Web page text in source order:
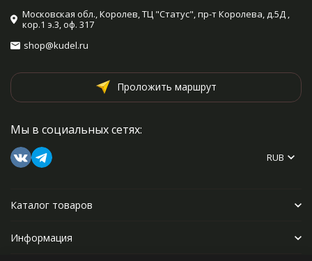
Московская обл., Королев, ТЦ "Статус", пр-т Королева, д.5Д ,
кор.1 э.3, оф. 317
shop@kudel.ru
Проложить маршрут
Мы в социальных сетях:
RUB
Каталог товаров
Информация